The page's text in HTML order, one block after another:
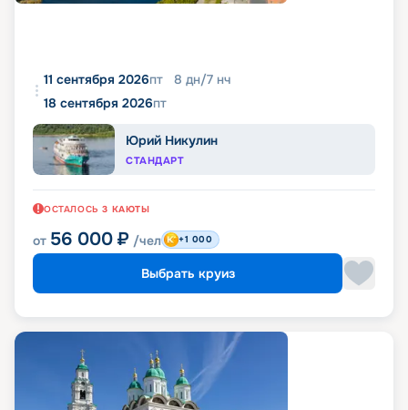
11 сентября 2026пт 8 дн/7 нч
18 сентября 2026пт
Юрий Никулин
СТАНДАРТ
ОСТАЛОСЬ 3 КАЮТЫ
от 56 000 ₽ /чел +1 000
Выбрать круиз